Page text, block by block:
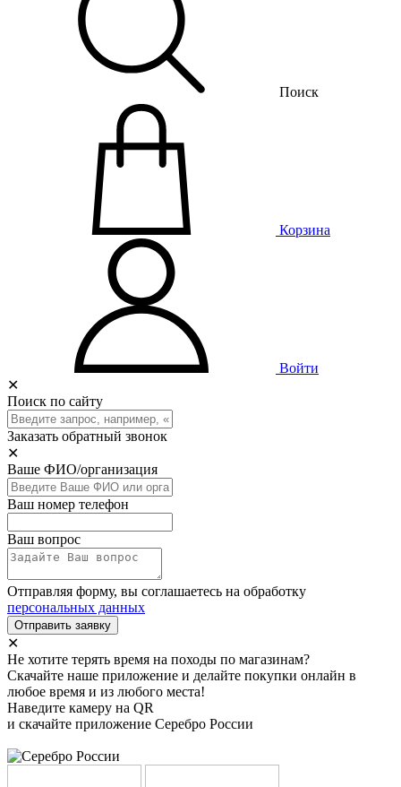
Поиск
Корзина
Войти
✕
Поиск по сайту
Заказать обратный звонок
✕
Ваше ФИО/организация
Ваш номер телефон
Ваш вопрос
Отправляя форму, вы соглашаетесь на обработку
персональных данных
Отправить заявку
✕
Не хотите терять время на походы по магазинам?
Скачайте наше приложение и делайте покупки онлайн в
любое время и из любого места!
Наведите камеру на QR
и скачайте приложение Серебро России